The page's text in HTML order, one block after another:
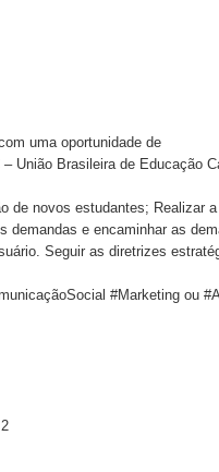
uma oportunidade de
União Brasileira de Educação
de novos estudantes;
demandas e encaminhar as
Seguir as diretrizes
#Marketing ou